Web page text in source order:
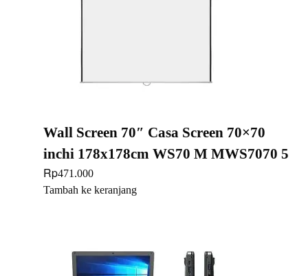
Wall Screen 70″ Casa Screen 70×70
inchi 178x178cm WS70 M MWS7070 5
Rp471.000
Tambah ke keranjang